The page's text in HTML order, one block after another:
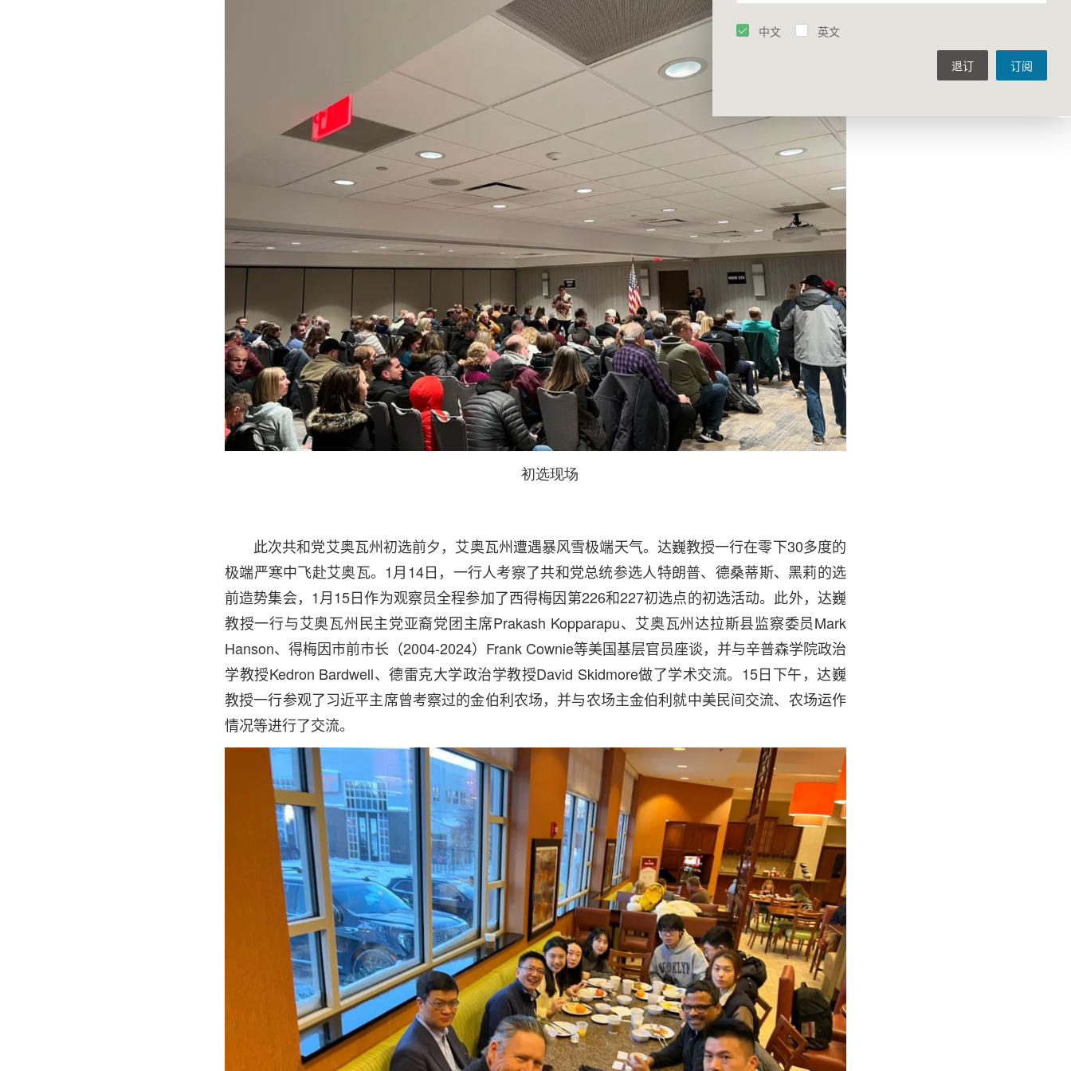
初选现场
此次共和党艾奥瓦州初选前夕，艾奥瓦州遭遇暴风雪极端天气。达巍教授一行在零下30多度的
极端严寒中飞赴艾奥瓦。1月14日，一行人考察了共和党总统参选人特朗普、德桑蒂斯、黑莉的选
前造势集会，1月15日作为观察员全程参加了西得梅因第226和227初选点的初选活动。此外，达巍
教授一行与艾奥瓦州民主党亚裔党团主席Prakash Kopparapu、艾奥瓦州达拉斯县监察委员Mark
Hanson、得梅因市前市长（2004-2024）Frank Cownie等美国基层官员座谈，并与辛普森学院政治
学教授Kedron Bardwell、德雷克大学政治学教授David Skidmore做了学术交流。15日下午，达巍
教授一行参观了习近平主席曾考察过的金伯利农场，并与农场主金伯利就中美民间交流、农场运作
情况等进行了交流。
中文 英文
订阅
退订